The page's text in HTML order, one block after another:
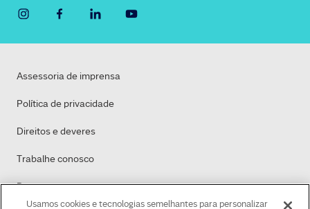
Assessoria de imprensa
Política de privacidade
Direitos e deveres
Trabalhe conosco
Dasa
Usamos cookies e tecnologias semelhantes para personalizar